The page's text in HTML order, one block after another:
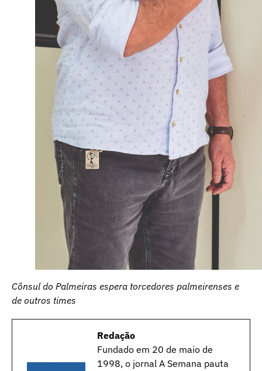
Cônsul do Palmeiras espera torcedores palmeirenses e
de outros times
Redação
Fundado em 20 de maio de
1998, o jornal A Semana pauta